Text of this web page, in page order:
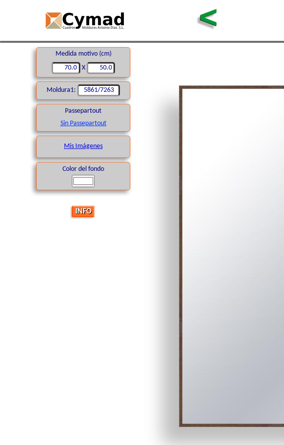
<
Medida motivo (cm)
70.0
X 50.0
Moldura1: 5861/7263
Passepartout
Sin Passepartout
Mis Imágenes
Color del fondo
INFO